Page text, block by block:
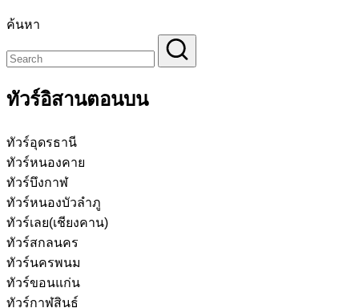
ค้นหา
ทัวร์อิสานตอนบน
ทัวร์อุดรธานี
ทัวร์หนองคาย
ทัวร์บึงกาฬ
ทัวร์หนองบัวลำภู
ทัวร์เลย(เชียงคาน)
ทัวร์สกลนคร
ทัวร์นครพนม
ทัวร์ขอนแก่น
ทัวร์กาฬสินธ์